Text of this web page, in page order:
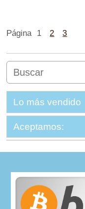
Página 1 2 3
Lo más vendido
Aceptamos: